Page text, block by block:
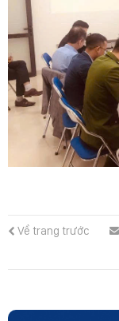
Về trang trước